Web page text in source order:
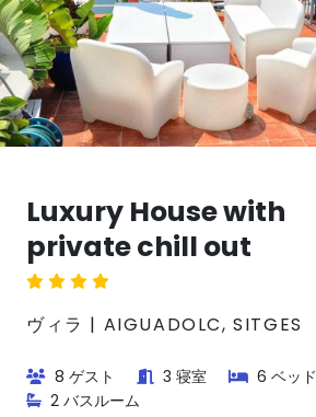
Luxury House with
private chill out
ヴィラ | AIGUADOLC, SITGES
8 ゲスト 3 寝室
6 ベッド
2 バスルーム